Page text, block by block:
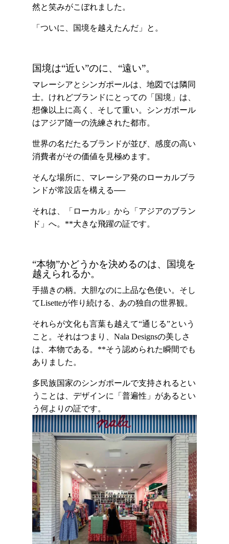
然と笑みがこぼれました。
「ついに、国境を越えたんだ」と。
国境は“近い”のに、“遠い”。
マレーシアとシンガポールは、地図では隣同
士。けれどブランドにとっての「国境」は、
想像以上に高く、そして重い。シンガポール
はアジア随一の洗練された都市。
世界の名だたるブランドが並び、感度の高い
消費者がその価値を見極めます。
そんな場所に、マレーシア発のローカルブラ
ンドが常設店を構える──
それは、「ローカル」から「アジアのブラン
ド」へ。**大きな飛躍の証です。
“本物”かどうかを決めるのは、国境を
越えられるか。
手描きの柄。大胆なのに上品な色使い。そし
てLisetteが作り続ける、あの独自の世界観。
それらが文化も言葉も越えて“通じる”という
こと。それはつまり、Nala Designsの美しさ
は、本物である。**そう認められた瞬間でも
ありました。
多民族国家のシンガポールで支持されるとい
うことは、デザインに「普遍性」があるとい
う何よりの証です。